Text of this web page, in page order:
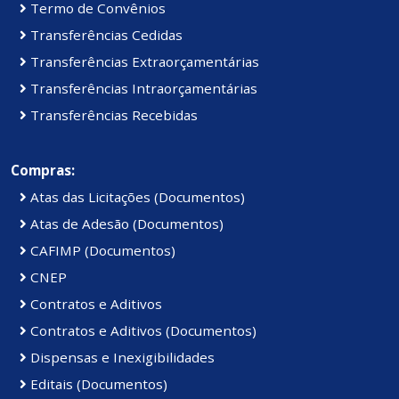
Termo de Convênios
Transferências Cedidas
Transferências Extraorçamentárias
Transferências Intraorçamentárias
Transferências Recebidas
Compras:
Atas das Licitações (Documentos)
Atas de Adesão (Documentos)
CAFIMP (Documentos)
CNEP
Contratos e Aditivos
Contratos e Aditivos (Documentos)
Dispensas e Inexigibilidades
Editais (Documentos)